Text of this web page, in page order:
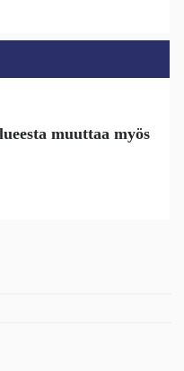
muuttaa myös